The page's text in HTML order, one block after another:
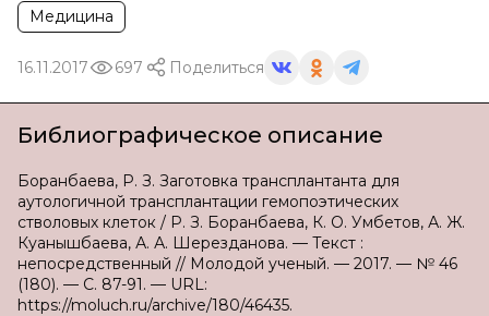
Медицина
16.11.2017 697 Поделиться
Библиографическое описание
Боранбаева, Р. З. Заготовка трансплантанта для
аутологичной трансплантации гемопоэтических
стволовых клеток / Р. З. Боранбаева, К. О. Умбетов, А. Ж.
Куанышбаева, А. А. Шерезданова. — Текст :
непосредственный // Молодой ученый. — 2017. — № 46
(180). — С. 87-91. — URL:
https://moluch.ru/archive/180/46435.